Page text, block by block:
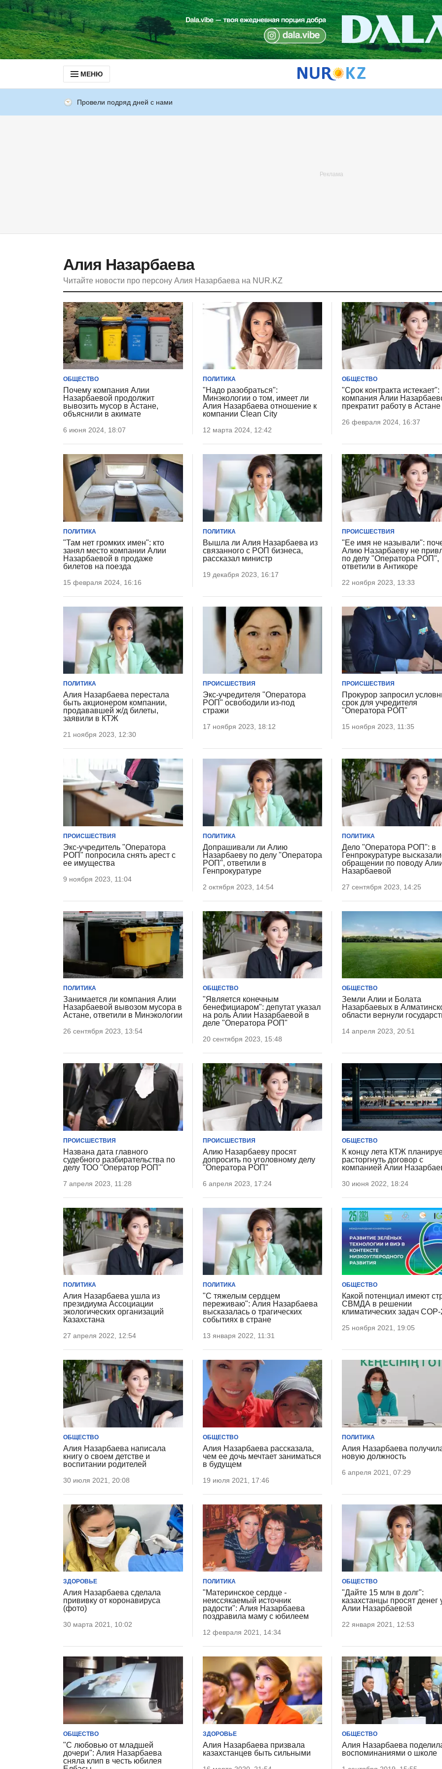
МЕНЮ
Провели подряд дней с нами
Алия Назарбаева
Читайте новости про персону Алия Назарбаева на NUR.KZ
ОБЩЕСТВО
Почему компания Алии
Назарбаевой продолжит
вывозить мусор в Астане,
объяснили в акимате
6 июня 2024, 18:07
ПОЛИТИКА
"Надо разобраться":
Минэкологии о том, имеет ли
Алия Назарбаева отношение к
компании Clean City
12 марта 2024, 12:42
ОБЩЕСТВО
"Срок контракта истекает":
компания Алии
прекратит работу в Астане
26 февраля 2024, 16:37
ПОЛИТИКА
"Там нет громких имен": кто
занял место компании Алии
Назарбаевой в продаже
билетов на поезда
15 февраля 2024, 16:16
ПОЛИТИКА
Вышла ли Алия Назарбаева из
связанного с РОП бизнеса,
рассказал министр
19 декабря 2023, 16:17
ПРОИСШЕСТВИЯ
"Ее имя не называли":
Алию Назарбаеву не
по делу "Оператора РОП",
ответили в Антикоре
22 ноября 2023, 13:33
ПОЛИТИКА
Алия Назарбаева перестала
быть акционером компании,
продававшей ж/д билеты,
заявили в КТЖ
21 ноября 2023, 12:30
ПРОИСШЕСТВИЯ
Экс-учредителя "Оператора
РОП" освободили из-под
стражи
17 ноября 2023, 18:12
ПРОИСШЕСТВИЯ
Прокурор запросил
срок для учредителя
"Оператора РОП"
15 ноября 2023, 11:35
ПРОИСШЕСТВИЯ
Экс-учредитель "Оператора
РОП" попросила снять арест с
ее имущества
9 ноября 2023, 11:04
ПОЛИТИКА
Допрашивали ли Алию
Назарбаеву по делу "Оператора
РОП", ответили в
Генпрокуратуре
2 октября 2023, 14:54
ПОЛИТИКА
Дело "Оператора РОП": в
Генпрокуратуре
обращении по поводу
Назарбаевой
27 сентября 2023, 14:25
ПОЛИТИКА
Занимается ли компания Алии
Назарбаевой вывозом мусора в
Астане, ответили в Минэкологии
26 сентября 2023, 13:54
ОБЩЕСТВО
"Является конечным
бенефициаром": депутат указал
на роль Алии Назарбаевой в
деле "Оператора РОП"
20 сентября 2023, 15:48
ОБЩЕСТВО
Земли Алии и Болата
Назарбаевых в
области вернули
14 апреля 2023, 20:51
ПРОИСШЕСТВИЯ
Названа дата главного
судебного разбирательства по
делу ТОО "Оператор РОП"
7 апреля 2023, 11:28
ПРОИСШЕСТВИЯ
Алию Назарбаеву просят
допросить по уголовному делу
"Оператора РОП"
6 апреля 2023, 17:24
ОБЩЕСТВО
К концу лета КТЖ
расторгнуть договор с
компанией Алии
30 июня 2022, 18:24
ПОЛИТИКА
Алия Назарбаева ушла из
президиума Ассоциации
экологических организаций
Казахстана
27 апреля 2022, 12:54
ПОЛИТИКА
"С тяжелым сердцем
переживаю": Алия Назарбаева
высказалась о трагических
событиях в стране
13 января 2022, 11:31
ОБЩЕСТВО
Какой потенциал имеют
СВМДА в решении
климатических задач
25 ноября 2021, 19:05
ОБЩЕСТВО
Алия Назарбаева написала
книгу о своем детстве и
воспитании родителей
30 июля 2021, 20:08
ОБЩЕСТВО
Алия Назарбаева рассказала,
чем ее дочь мечтает заниматься
в будущем
19 июля 2021, 17:46
ПОЛИТИКА
Алия Назарбаева
новую должность
6 апреля 2021, 07:29
ЗДОРОВЬЕ
Алия Назарбаева сделала
прививку от коронавируса
(фото)
30 марта 2021, 10:02
ПОЛИТИКА
"Материнское сердце -
неиссякаемый источник
радости": Алия Назарбаева
поздравила маму с юбилеем
12 февраля 2021, 14:34
ОБЩЕСТВО
"Дайте 15 млн в долг":
казахстанцы просят денег
Алии Назарбаевой
22 января 2021, 12:53
ОБЩЕСТВО
"С любовью от младшей
дочери": Алия Назарбаева
сняла клип в честь юбилея
ЗДОРОВЬЕ
Алия Назарбаева призвала
казахстанцев быть сильными
ОБЩЕСТВО
Алия Назарбаева
воспоминаниями о школе